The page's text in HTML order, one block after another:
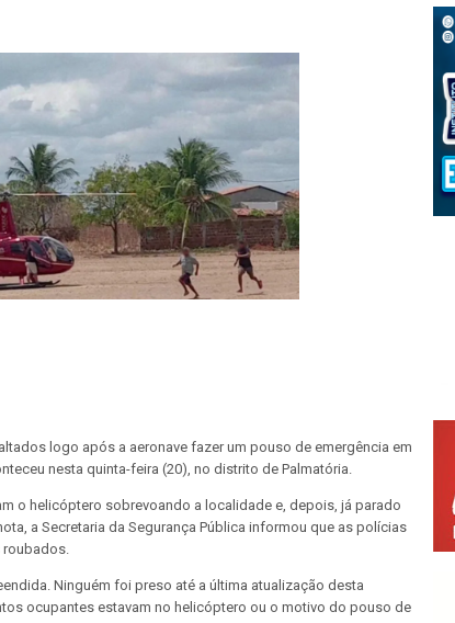
logo após a aeronave fazer um pouso de emergência em
nesta quinta-feira (20), no distrito de Palmatória.
o helicóptero sobrevoando a localidade e, depois, já parado
a Secretaria da Segurança Pública informou que as polícias
roubados.
Ninguém foi preso até a última atualização desta
ocupantes estavam no helicóptero ou o motivo do pouso de